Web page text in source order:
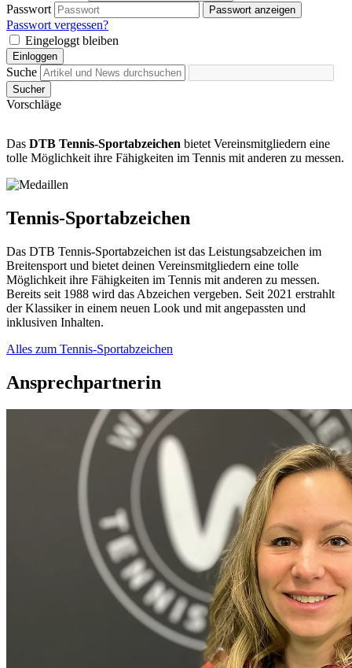
Passwort
Passwort anzeigen
Passwort vergessen?
Eingeloggt bleiben
Einloggen
Suche
Sucher
Vorschläge
Das DTB Tennis-Sportabzeichen bietet Vereinsmitgliedern eine
tolle Möglichkeit ihre Fähigkeiten im Tennis mit anderen zu messen.
Tennis-Sportabzeichen
Das DTB Tennis-Sportabzeichen ist das Leistungsabzeichen im
Breitensport und bietet deinen Vereinsmitgliedern eine tolle
Möglichkeit ihre Fähigkeiten im Tennis mit anderen zu messen.
Bereits seit 1988 wird das Abzeichen vergeben. Seit 2021 erstrahlt
der Klassiker in einem neuen Look und mit angepassten und
inklusiven Inhalten.
Alles zum Tennis-Sportabzeichen
Ansprechpartnerin